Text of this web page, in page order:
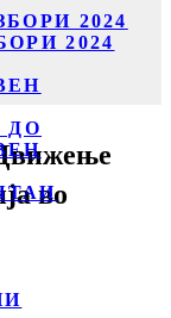
2024
2024
ДО
во